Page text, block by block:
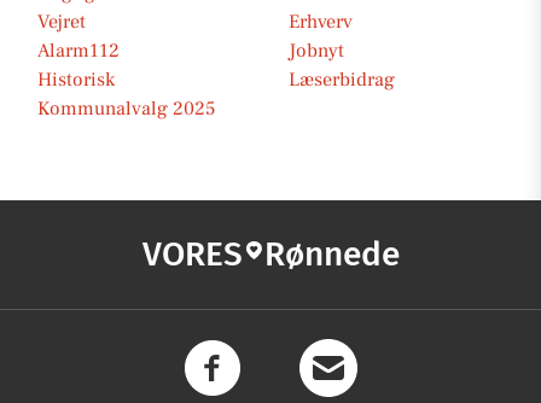
Vejret
Erhverv
Alarm112
Jobnyt
Historisk
Læserbidrag
Kommunalvalg 2025
VORES Rønnede